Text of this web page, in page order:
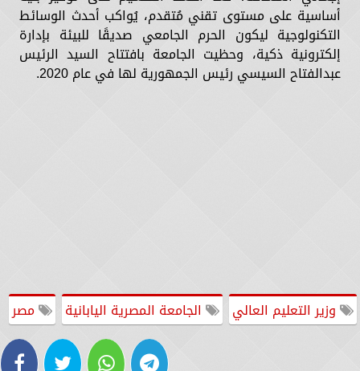
أساسية على مستوى تقني مُتقدم، يُواكب أحدث الوسائط
التكنولوجية ليكون الحرم الجامعي صديقًا للبيئة بإدارة
إلكترونية ذكية، وحظيت الجامعة بافتتاح السيد الرئيس
عبدالفتاح السيسي رئيس الجمهورية لها في عام 2020.
وزير التعليم العالي الجامعة المصرية اليابانية مصر